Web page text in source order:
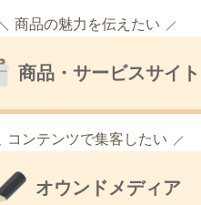
商品の魅力を伝えたい
商品・サービスサイト
コンテンツで集客したい
オウンドメディア